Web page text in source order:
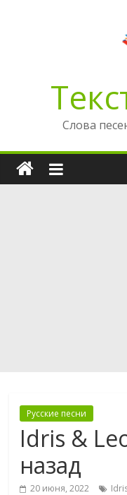
Слова
Русские песни
Idris &
назад
20 июня, 2022